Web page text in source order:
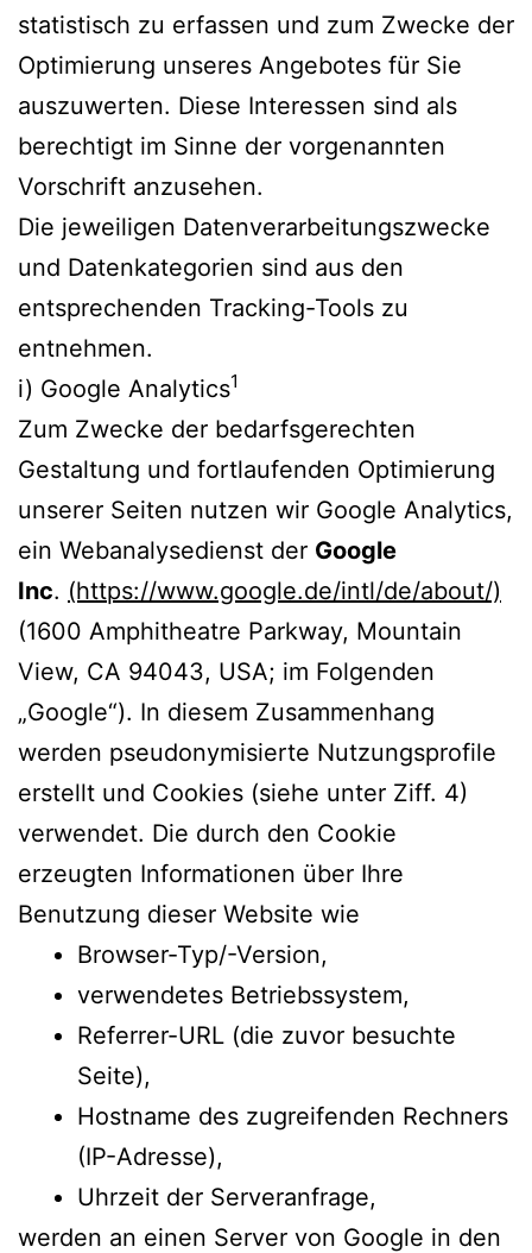
statistisch zu erfassen und zum Zwecke der
Optimierung unseres Angebotes für Sie
auszuwerten. Diese Interessen sind als
berechtigt im Sinne der vorgenannten
Vorschrift anzusehen.
Die jeweiligen Datenverarbeitungszwecke
und Datenkategorien sind aus den
entsprechenden Tracking-Tools zu
entnehmen.
i) Google Analytics1
Zum Zwecke der bedarfsgerechten
Gestaltung und fortlaufenden Optimierung
unserer Seiten nutzen wir Google Analytics,
ein Webanalysedienst der Google
Inc. (https://www.google.de/intl/de/about/)
(1600 Amphitheatre Parkway, Mountain
View, CA 94043, USA; im Folgenden
„Google“). In diesem Zusammenhang
werden pseudonymisierte Nutzungsprofile
erstellt und Cookies (siehe unter Ziff. 4)
verwendet. Die durch den Cookie
erzeugten Informationen über Ihre
Benutzung dieser Website wie
Browser-Typ/-Version,
verwendetes Betriebssystem,
Referrer-URL (die zuvor besuchte
Seite),
Hostname des zugreifenden Rechners
(IP-Adresse),
Uhrzeit der Serveranfrage,
werden an einen Server von Google in den